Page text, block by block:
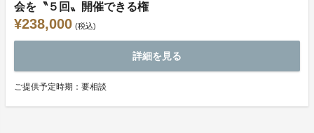
会を〝５回〟開催できる権
¥238,000 (税込)
詳細を見る
ご提供予定時期：要相談